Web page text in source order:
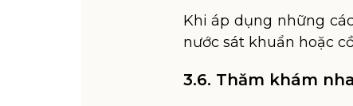
Khi áp dụng những
nước sát khuẩn hoặc
3.6. Thăm khám